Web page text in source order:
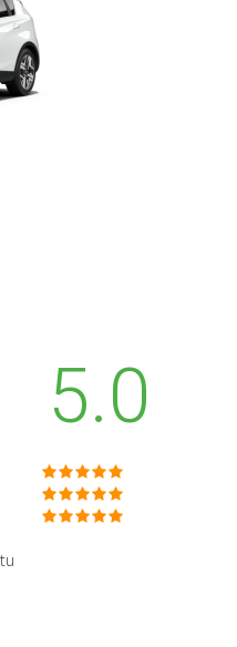
5.0